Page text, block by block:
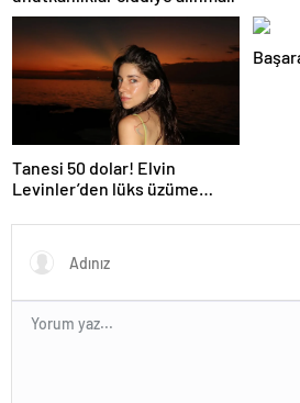
Tanesi 50 dolar! Elvin
Levinler’den lüks üzüme
gelmez…